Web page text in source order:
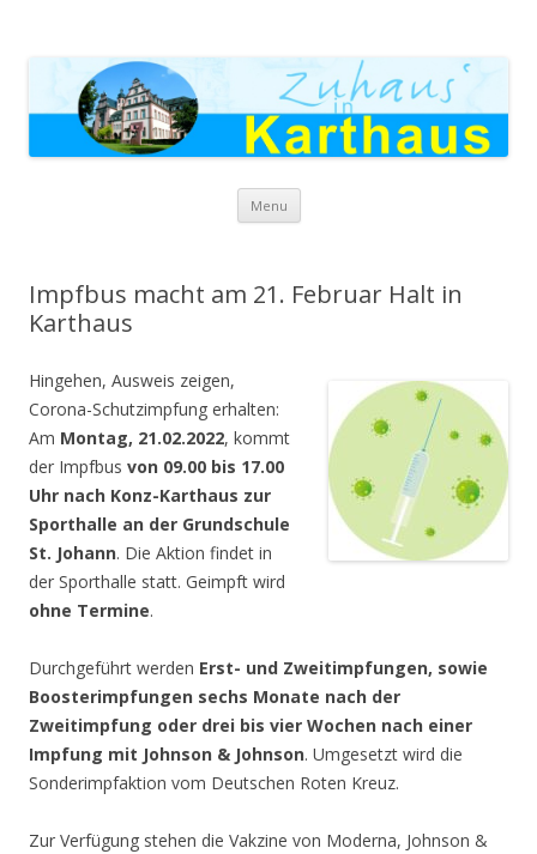
Menu Skip to content
Impfbus macht am 21. Februar Halt in
Karthaus
Hingehen, Ausweis zeigen,
Corona-Schutzimpfung erhalten:
Am Montag, 21.02.2022, kommt
der Impfbus von 09.00 bis 17.00
Uhr nach Konz-Karthaus zur
Sporthalle an der Grundschule
St. Johann. Die Aktion findet in
der Sporthalle statt. Geimpft wird
ohne Termine.
Durchgeführt werden Erst- und Zweitimpfungen, sowie
Boosterimpfungen sechs Monate nach der
Zweitimpfung oder drei bis vier Wochen nach einer
Impfung mit Johnson & Johnson. Umgesetzt wird die
Sonderimpfaktion vom Deutschen Roten Kreuz.
Zur Verfügung stehen die Vakzine von Moderna, Johnson &